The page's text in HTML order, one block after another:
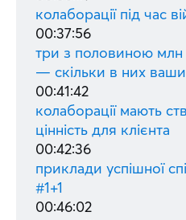
колаборації під час
00:37:56
три з половиною млн
— скільки в них
00:41:42
колаборації мають
цінність для клієнта
00:42:36
приклади успішної
#1+1
00:46:02